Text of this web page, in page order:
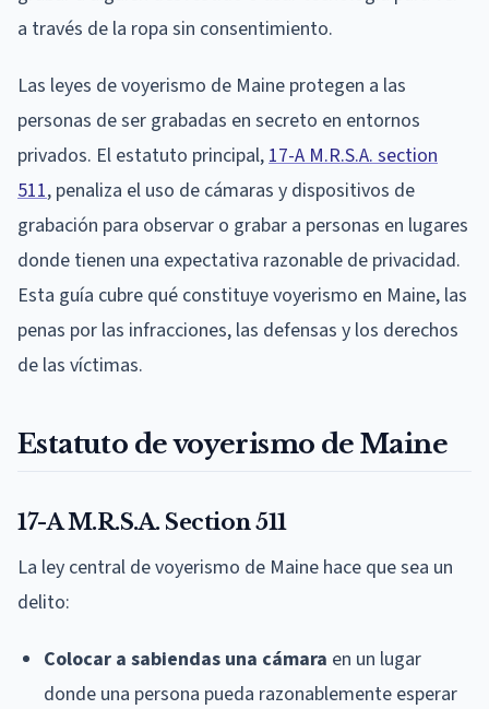
a través de la ropa sin consentimiento.
Las leyes de voyerismo de Maine protegen a las
personas de ser grabadas en secreto en entornos
privados. El estatuto principal, 17-A M.R.S.A. section
511, penaliza el uso de cámaras y dispositivos de
grabación para observar o grabar a personas en lugares
donde tienen una expectativa razonable de privacidad.
Esta guía cubre qué constituye voyerismo en Maine, las
penas por las infracciones, las defensas y los derechos
de las víctimas.
Estatuto de voyerismo de Maine
17-A M.R.S.A. Section 511
La ley central de voyerismo de Maine hace que sea un
delito:
Colocar a sabiendas una cámara en un lugar
donde una persona pueda razonablemente esperar